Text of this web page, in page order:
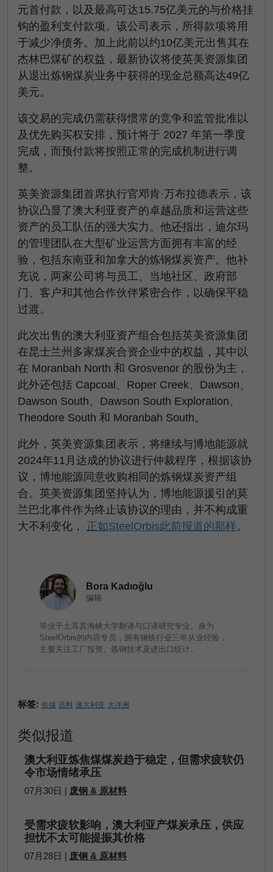
元首付款，以及最高可达15.75亿美元的与价格挂
钩的盈利支付款项。该公司表示，所得款项将用
于减少净债务。加上此前以约10亿美元出售其在
杰林巴煤矿的权益，最新协议将使英美资源集团
从退出炼钢煤炭业务中获得的现金总额高达49亿
美元。
该交易的完成仍需获得惯常的竞争和监管批准以
及优先购买权安排，预计将于 2027 年第一季度
完成，而预付款将按照正常的完成机制进行调
整。
英美资源集团首席执行官邓肯·万布拉德表示，该
协议凸显了澳大利亚资产的卓越品质和运营这些
资产的员工队伍的强大实力。他还指出，迪尔玛
的管理团队在大型矿业运营方面拥有丰富的经
验，包括东南亚和加拿大的炼钢煤炭资产。他补
充说，两家公司将与员工、当地社区、政府部
门、客户和其他合作伙伴紧密合作，以确保平稳
过渡。
此次出售的澳大利亚资产组合包括英美资源集团
在昆士兰州多家煤炭合资企业中的权益，其中以
在 Moranbah North 和 Grosvenor 的股份为主，
此外还包括 Capcoal、Roper Creek、Dawson、
Dawson South、Dawson South Exploration、
Theodore South 和 Moranbah South。
此外，英美资源集团表示，将继续与博地能源就
2024年11月达成的协议进行仲裁程序，根据该协
议，博地能源同意收购相同的炼钢煤炭资产组
合。英美资源集团坚持认为，博地能源援引的莫
兰巴北事件作为终止该协议的理由，并不构成重
大不利变化，
正如SteelOrbis此前报道的那样。
Bora Kadıoğlu
编辑
毕业于土耳其海峡大学翻译与口译研究专业。身为
SteelOrbis的内容专员，拥有钢铁行业三年从业经验，
主要关注工厂投资、炼钢技术及进出口统计。
标签: 焦煤 原料 澳大利亚 大洋洲
类似报道
澳大利亚炼焦煤煤炭趋于稳定，但需求疲软仍
令市场情绪承压
07月30日 | 废钢 & 原材料
受需求疲软影响，澳大利亚产煤炭承压，供应
担忧不太可能提振其价格
07月28日 | 废钢 & 原材料